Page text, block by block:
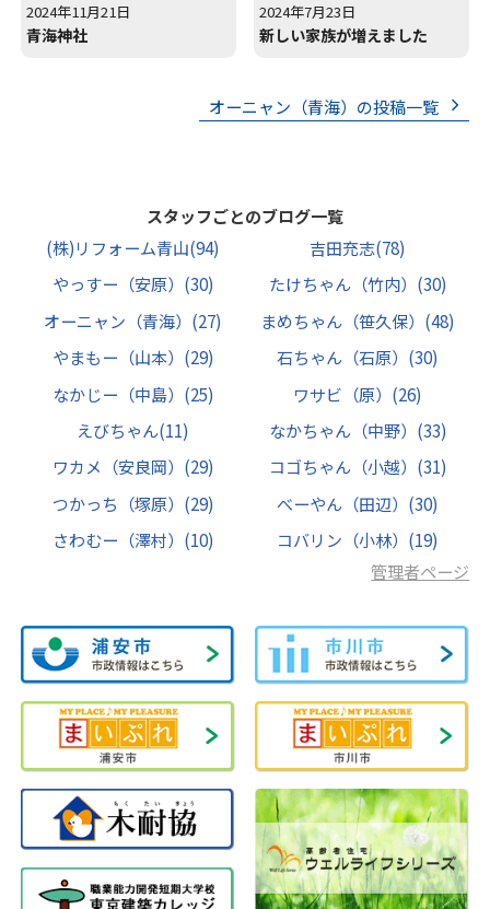
2024年11月21日
青海神社
2024年7月23日
新しい家族が増えました
オーニャン（青海）の投稿一覧
スタッフごとのブログ一覧
(株)リフォーム青山(94) 吉田充志(78)
やっすー（安原） (30) たけちゃん（竹内） (30)
オーニャン（青海） (27) まめちゃん（笹久保） (48)
やまもー（山本） (29) 石ちゃん（石原） (30)
なかじー（中島） (25) ワサビ（原） (26)
えびちゃん(11) なかちゃん（中野） (33)
ワカメ（安良岡） (29) コゴちゃん（小越） (31)
つかっち（塚原） (29) べーやん（田辺） (30)
さわむー（澤村） (10) コバリン（小林） (19)
管理者ページ